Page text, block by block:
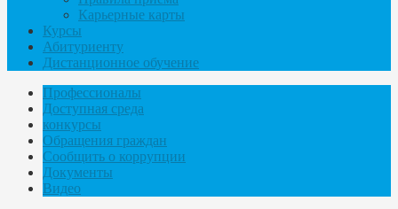
Карьерные карты
Курсы
Абитуриенту
Дистанционное обучение
Профессионалы
Доступная среда
конкурсы
Обращения граждан
Сообщить о коррупции
Документы
Видео